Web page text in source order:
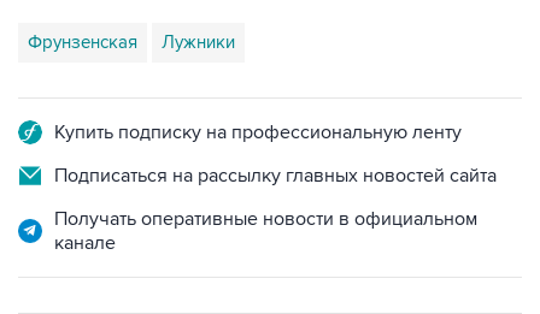
Фрунзенская Лужники
Купить подписку на профессиональную ленту
Подписаться на рассылку главных новостей сайта
Получать оперативные новости в официальном
канале